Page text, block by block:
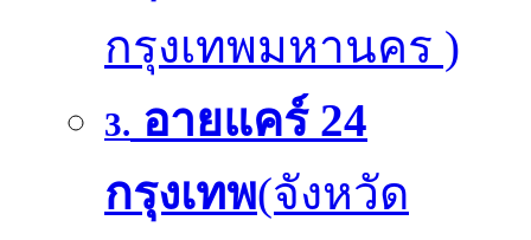
กรุงเทพมหานคร )
3. อายแคร์ 24
กรุงเทพ(จังหวัด